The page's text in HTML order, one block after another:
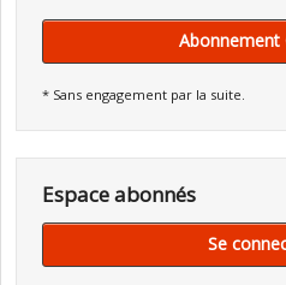
* Sans engagement par la suite.
Espace abonnés
Se